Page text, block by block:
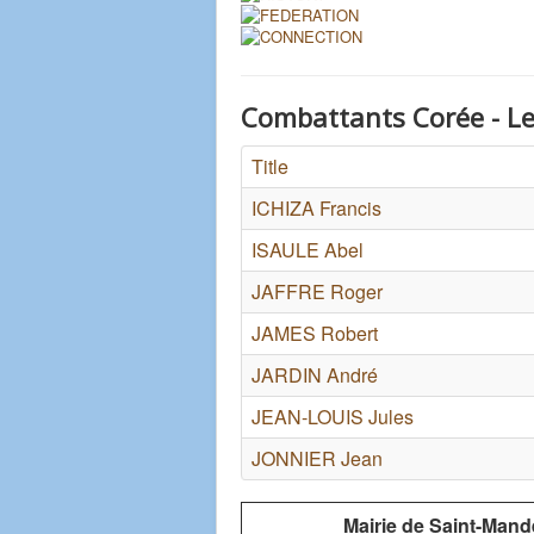
Combattants Corée -
Title
ICHIZA Francis
ISAULE Abel
JAFFRE Roger
JAMES Robert
JARDIN André
JEAN-LOUIS Jules
JONNIER Jean
Mairie de Saint-